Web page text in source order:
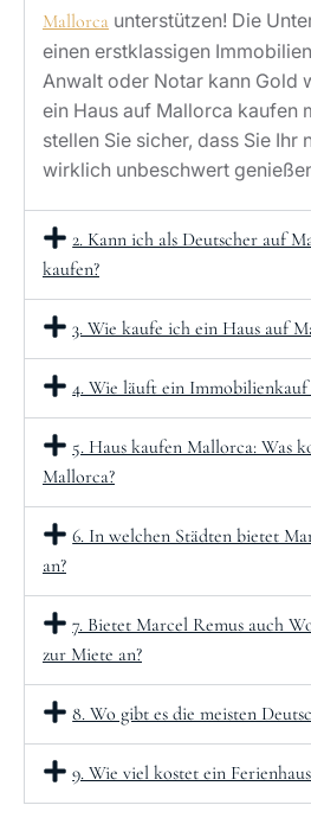
Mallorca unterstützen! Die
einen erstklassigen
Anwalt oder Notar kann Gold
ein Haus auf Mallorca kaufen
stellen Sie sicher, dass Sie Ihr
wirklich unbeschwert
2. Kann ich als Deutscher auf
kaufen?
3. Wie kaufe ich ein Haus auf
4. Wie läuft ein
5. Haus kaufen Mallorca: Was
Mallorca?
6. In welchen Städten bietet
an?
7. Bietet Marcel Remus auch
zur Miete an?
8. Wo gibt es die meisten
9. Wie viel kostet ein